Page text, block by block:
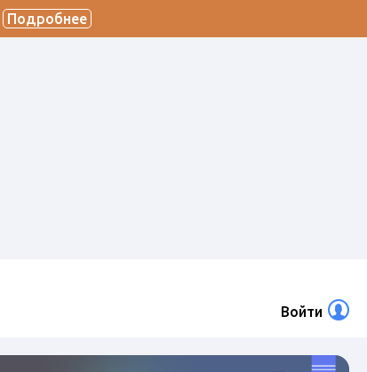
Подробнее
Войти